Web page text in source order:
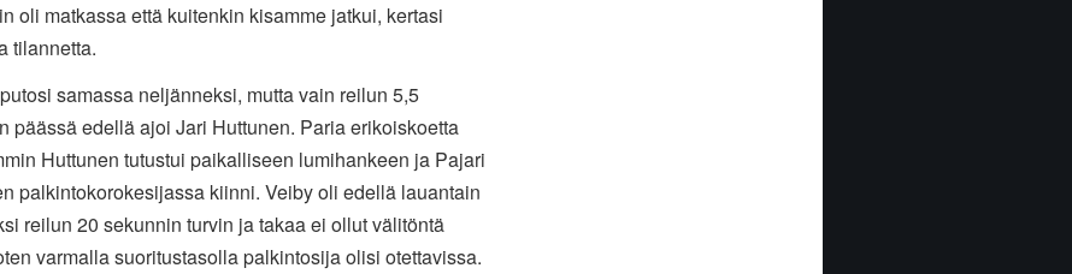
oli matkassa että kuitenkin kisamme jatkui, kertasi
tilannetta.
samassa neljänneksi, mutta vain reilun 5,5
päässä edellä ajoi Jari Huttunen. Paria erikoiskoetta
Huttunen tutustui paikalliseen lumihankeen ja Pajari
palkintokorokesijassa kiinni. Veiby oli edellä lauantain
reilun 20 sekunnin turvin ja takaa ei ollut välitöntä
varmalla suoritustasolla palkintosija olisi otettavissa.